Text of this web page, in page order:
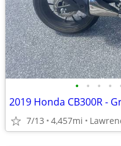
• • • •
2019 Honda CB300R -
7/13 4,457mi